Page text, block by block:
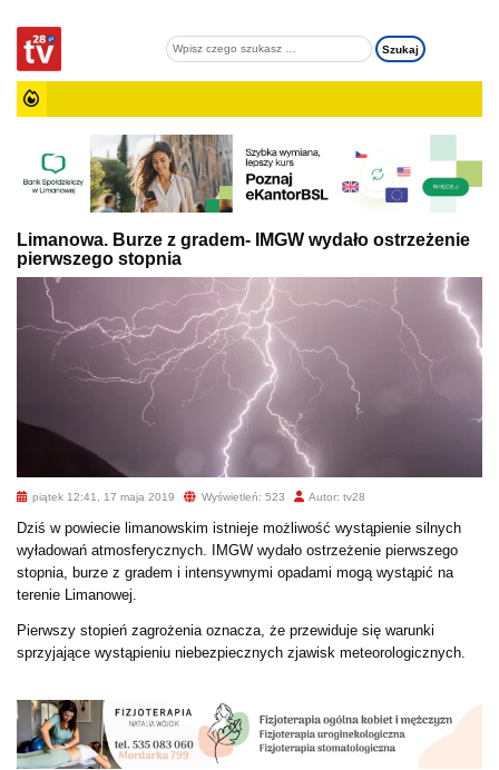
Limanowa. Burze z gradem- IMGW wydało ostrzeżenie
pierwszego stopnia
piątek 12:41, 17 maja 2019 Wyświetleń: 523 Autor: tv28
Dziś w powiecie limanowskim istnieje możliwość wystąpienie silnych
wyładowań atmosferycznych. IMGW wydało ostrzeżenie pierwszego
stopnia, burze z gradem i intensywnymi opadami mogą wystąpić na
terenie Limanowej.
Pierwszy stopień zagrożenia oznacza, że przewiduje się warunki
sprzyjające wystąpieniu niebezpiecznych zjawisk meteorologicznych.